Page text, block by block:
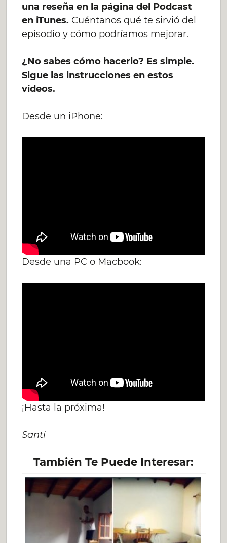
una reseña en la página del Podcast
en iTunes. Cuéntanos qué te sirvió del
episodio y cómo podríamos mejorar.
¿No sabes cómo hacerlo? Es simple.
Sigue las instrucciones en estos
videos.
Desde un iPhone:
Desde una PC o Macbook:
¡Hasta la próxima!
Santi
También Te Puede Interesar: